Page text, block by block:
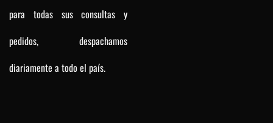
para todas sus consultas y
pedidos, despachamos
diariamente a todo el país.